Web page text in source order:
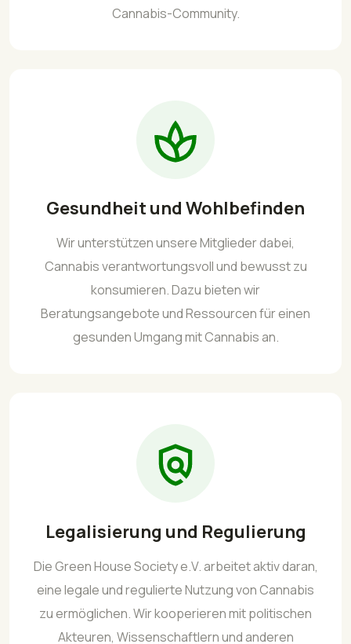
Cannabis-Community.
Gesundheit und Wohlbefinden
Wir unterstützen unsere Mitglieder dabei,
Cannabis verantwortungsvoll und bewusst zu
konsumieren. Dazu bieten wir
Beratungsangebote und Ressourcen für einen
gesunden Umgang mit Cannabis an.
Legalisierung und Regulierung
Die Green House Society e.V. arbeitet aktiv daran,
eine legale und regulierte Nutzung von Cannabis
zu ermöglichen. Wir kooperieren mit politischen
Akteuren, Wissenschaftlern und anderen